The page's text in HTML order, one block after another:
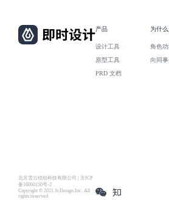
北京雪云锐创科技有限公司 | 京ICP
备16060150号-2
Copyright © 2021 Js.Design Inc. All
rights reserved.
产品
设计工具
原型工具
PRD 文档
为什
角色
向同